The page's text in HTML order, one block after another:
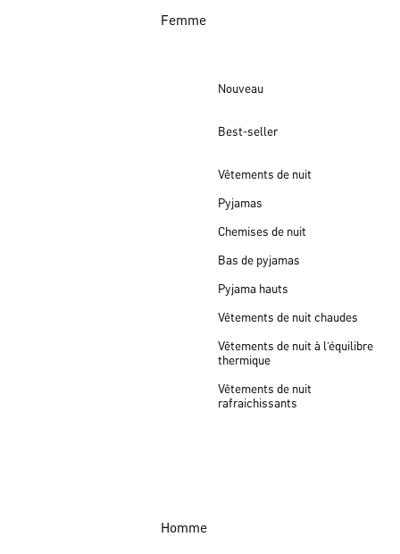
Femme
Nouveau
Best-seller
Vêtements de nuit
Pyjamas
Chemises de nuit
Bas de pyjamas
Pyjama hauts
Vêtements de nuit chaudes
Vêtements de nuit à l’équilibre
thermique
Vêtements de nuit
rafraichissants
Homme